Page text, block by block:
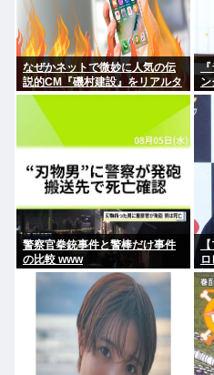
なぜかネットで微妙に人気の伝
説的CM『磯村建設』をリアルタ
イムで見たことあるお爺さんモ
メンは存在するのか？
警察官拳銃事件と警棒だけ事件
の比較 www
戦
の